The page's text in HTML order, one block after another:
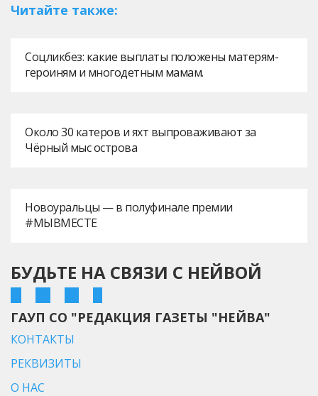
Читайте также:
Соцликбез: какие выплаты положены матерям-
героиням и многодетным мамам.
Около 30 катеров и яхт выпроваживают за
Чёрный мыс острова
Новоуральцы — в полуфинале премии
#МЫВМЕСТЕ
БУДЬТЕ НА СВЯЗИ С НЕЙВОЙ
ГАУП СО "РЕДАКЦИЯ ГАЗЕТЫ "НЕЙВА"
КОНТАКТЫ
РЕКВИЗИТЫ
О НАС